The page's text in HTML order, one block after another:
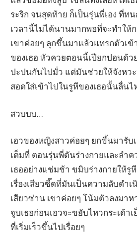
ระริก จนสุดท้าย ก็เป็นรุ่นพี่เอง ที่ท
เวลานี้ไม่ได้นานมากพอที่จะทำให้
เขาค่อยๆ ลุกขึ้นมาแล้วแทรกตัวเข้
ของเธอ หัวควยตอนนี้เปียกปอนด้ว
ปะปนกันไปมั่ว แต่มันช่วยให้จังหวะ
สอดใส่เข้าไปในรูหีของเธอนั้นลื่น
สวบบบ…
เอวของหญิงสาวค่อยๆ ยกขึ้นมารับ
เต็มที่ ตอนรุ่นพี่ดันร่างกายและลำค
เธออย่างแช่มช้า ขมิบร่างกายให้รู
เรื่องเสียวซี๊ดที่มันเป็นความลับดำ
เสียวซ่าน เขาค่อยๆ โน้มตัวลงมาห
จูบเธอก่อนเอวจะขยับไหวกระเด้า
ที่เริ่มเร็วขึ้นไปเรื่อยๆ